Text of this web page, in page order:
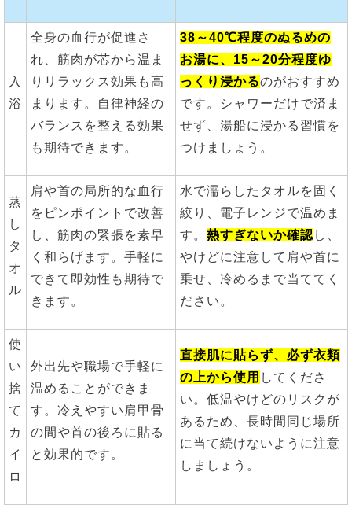
入
浴
全身の血行が促進さ
れ、筋肉が芯から温ま
りリラックス効果も高
まります。自律神経の
バランスを整える効果
も期待できます。
38～40℃程度のぬるめの
お湯に、15～20分程度ゆ
っくり浸かるのがおすすめ
です。シャワーだけで済ま
せず、湯船に浸かる習慣を
つけましょう。
蒸
し
タ
オ
ル
肩や首の局所的な血行
をピンポイントで改善
し、筋肉の緊張を素早
く和らげます。手軽に
できて即効性も期待で
きます。
水で濡らしたタオルを固く
絞り、電子レンジで温めま
す。 熱すぎないか確認 し、
やけどに注意して肩や首に
乗せ、冷めるまで当ててく
ださい。
使
い
捨
て
カ
イ
ロ
外出先や職場で手軽に
温めることができま
す。冷えやすい肩甲骨
の間や首の後ろに貼る
と効果的です。
直接肌に貼らず、必ず衣類
の上から使用 してくださ
い。低温やけどのリスクが
あるため、長時間同じ場所
に当て続けないように注意
しましょう。